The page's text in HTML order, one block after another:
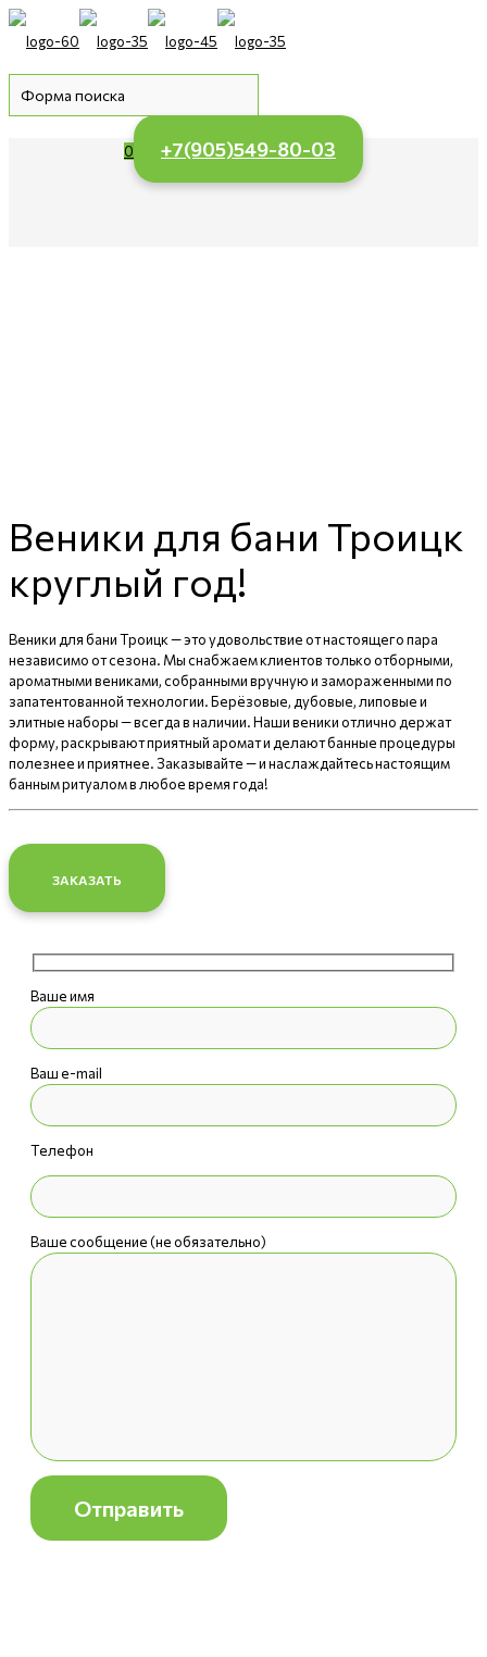
0 +7(905)549-80-03
Веники для бани Троицк
круглый год!
Веники для бани Троицк — это удовольствие от настоящего пара
независимо от сезона. Мы снабжаем клиентов только отборными,
ароматными вениками, собранными вручную и замораженными по
запатентованной технологии. Берёзовые, дубовые, липовые и
элитные наборы — всегда в наличии. Наши веники отлично держат
форму, раскрывают приятный аромат и делают банные процедуры
полезнее и приятнее. Заказывайте — и наслаждайтесь настоящим
банным ритуалом в любое время года!
ЗАКАЗАТЬ
Ваше имя
Ваш e-mail
Телефон
Ваше сообщение (не обязательно)